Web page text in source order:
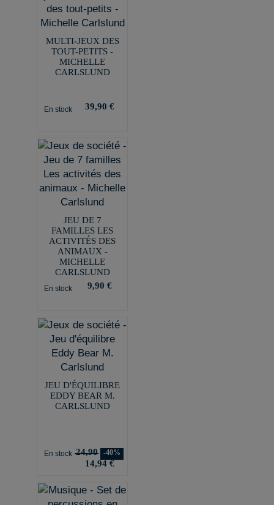
MULTI-JEUX DES
TOUT-PETITS -
MICHELLE
CARLSLUND
En stock 39,90 €
JEU DE 7
FAMILLES LES
ACTIVITÉS DES
ANIMAUX -
MICHELLE
CARLSLUND
En stock 9,90 €
JEU D'ÉQUILIBRE
EDDY BEAR M.
CARLSLUND
En stock 24,90 -40%
14,94 €